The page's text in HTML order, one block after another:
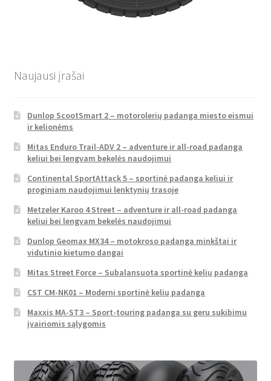
Naujausi įrašai
Dunlop ScootSmart 2 – motorolerių padanga miesto eismui
ir kelionėms
Mitas Enduro Trail-ADV 2 – adventure ir all-road padanga
keliui bei lengvam bekelės naudojimui
Continental SportAttack 5 – sportinė padanga keliui ir
proginiam naudojimui lenktynių trasoje
Metzeler Karoo 4 Street – adventure ir all-road padanga
keliui bei lengvam bekelės naudojimui
Dunlop Geomax MX34 – motokroso padanga minkštai ir
vidutinio kietumo dangai
Mitas Street Force – Subalansuota sportinė kelių padanga
CST CM-NK01 – Moderni sportinė kelių padanga
Maxxis MA-ST3 – Sport-touring padanga su geru sukibimu
įvairiomis sąlygomis